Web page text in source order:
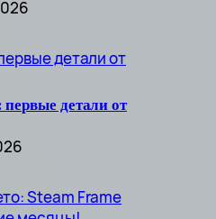
детали от